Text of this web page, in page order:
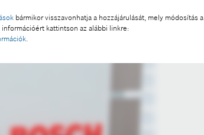
bármikor visszavonhatja a hozzájárulását, mely módosítás a
kattintson az alábbi linkre: